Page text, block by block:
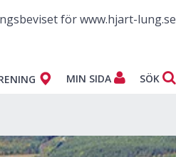
för www.hjart-lung.se
MIN SIDA SÖK